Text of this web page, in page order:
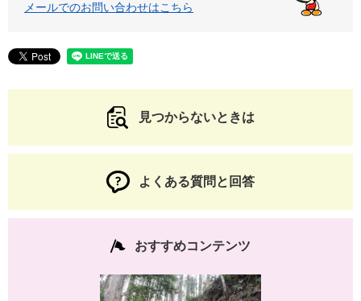
メールでのお問い合わせはこちら
見つからないときは
よくある質問と回答
おすすめコンテンツ